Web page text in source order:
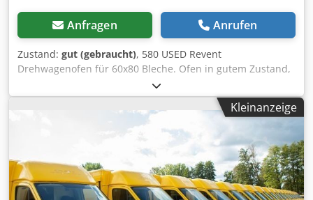
Anfragen Anrufen
Zustand: gut (gebraucht), 580 USED Revent
Drehwagenofen für 60x80 Bleche. Ofen in gutem Zustand,
demontiert. AUSSENABMESSUNGEN (in cm): -Breite: 248
Chjdpfx Aaslk Ef Ijfoa -tiefe: 176 -H: 245 AUSRÜSTUNG: -
Gebrauchter Ölbrenner, -Edelstahl-Gehäuse. Die
demontierte Einheit steht zur Besichtigung in unserem
Lager (36-068 Bachórz, Polen) bereit. Zahlbare Optionen
verfügbar: Renovierung / Transport / Installation /
Inbetriebnahme. Der angegebene Preis ist netto. WIR
SPRECHEN ENGLISCH, DEUTSCH UND FRANZÖSISCH.
Kleinanzeige